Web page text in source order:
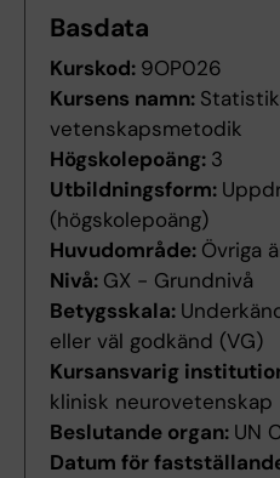
Basdata
Kurskod: 9OP026
Kursens namn:
vetenskapsmetodik
Högskolepoäng: 3
Utbildningsform:
(högskolepoäng)
Huvudområde: Övriga
Nivå: GX - Grundnivå
Betygsskala:
eller väl godkänd (VG)
Kursansvarig
klinisk neurovetenskap
Beslutande organ: UN
Datum för